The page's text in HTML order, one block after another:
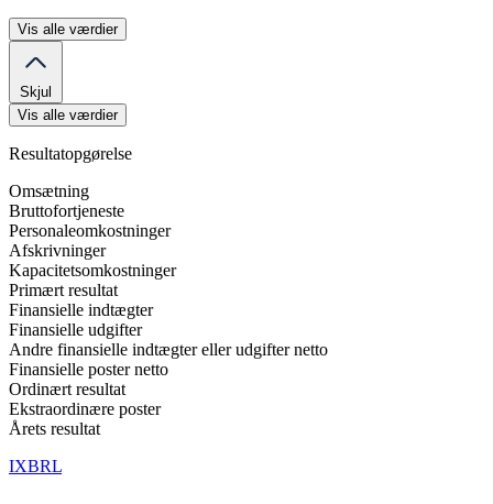
Vis alle værdier
Skjul
Vis alle værdier
Resultatopgørelse
Omsætning
Bruttofortjeneste
Personaleomkostninger
Afskrivninger
Kapacitetsomkostninger
Primært resultat
Finansielle indtægter
Finansielle udgifter
Andre finansielle indtægter eller udgifter netto
Finansielle poster netto
Ordinært resultat
Ekstraordinære poster
Årets resultat
IXBRL